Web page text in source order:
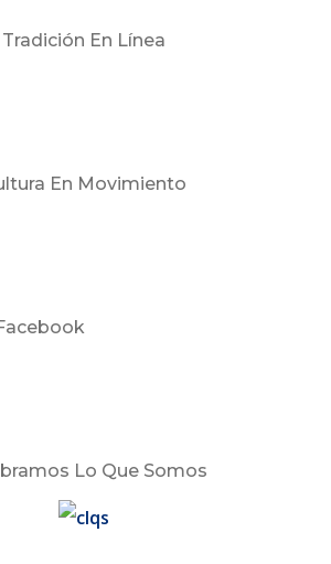
Tradición En Línea
En Movimiento
Lo Que Somos